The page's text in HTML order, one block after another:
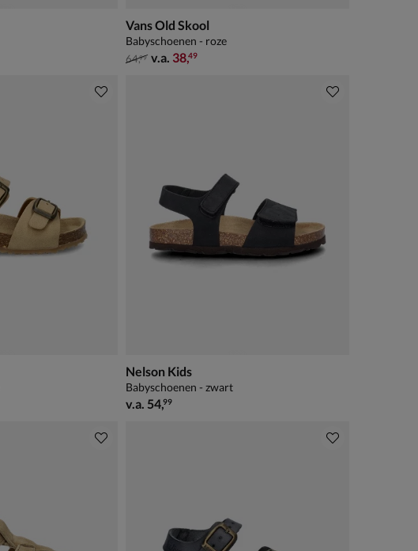
Vans Old Skool
Babyschoenen - roze
van € 64,99 vanaf € 38,49
64,99 v.a. 38,49
Nelson Kids
Babyschoenen - zwart
vanaf € 54,99
v.a. 54,99